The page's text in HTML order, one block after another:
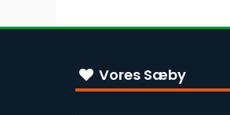
Vores Sæby